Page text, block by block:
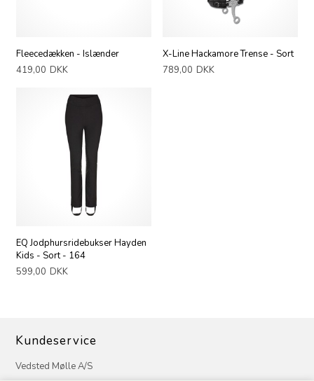
Fleecedækken - Islænder
419,00 DKK
X-Line Hackamore Trense - Sort
789,00 DKK
EQ Jodphursridebukser Hayden
Kids - Sort - 164
599,00 DKK
Kundeservice
Vedsted Mølle A/S